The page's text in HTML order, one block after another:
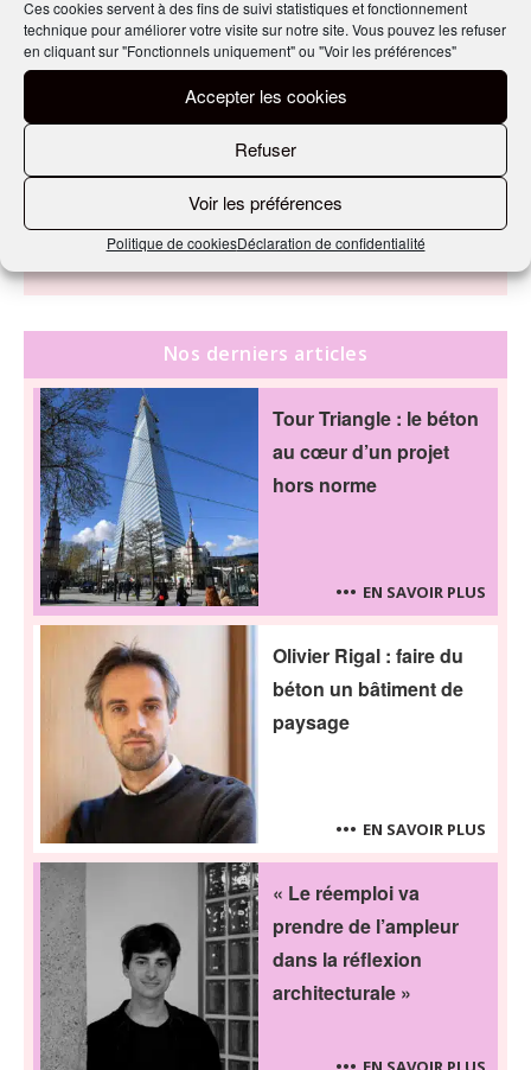
Ces cookies servent à des fins de suivi statistiques et fonctionnement
technique pour améliorer votre visite sur notre site. Vous pouvez les refuser
en cliquant sur "Fonctionnels uniquement" ou "Voir les préférences"
Accepter les cookies
Refuser
Voir les préférences
Politique de cookiesDéclaration de confidentialité
PARTAGER CET ARTICLE
Nos derniers articles
Tour Triangle : le béton
au cœur d’un projet
hors norme
EN SAVOIR PLUS
Olivier Rigal : faire du
béton un bâtiment de
paysage
EN SAVOIR PLUS
« Le réemploi va
prendre de l’ampleur
dans la réflexion
architecturale »